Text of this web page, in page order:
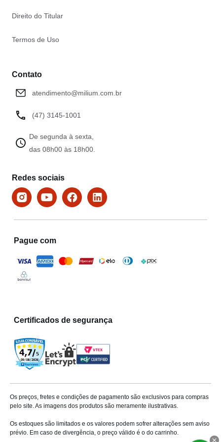
Direito do Titular
Termos de Uso
Contato
atendimento@milium.com.br
(47) 3145-1001
De segunda à sexta,
das 08h00 às 18h00.
Redes sociais
Pague com
Certificados de segurança
Os preços, fretes e condições de pagamento são exclusivos para compras
pelo site. As imagens dos produtos são meramente ilustrativas.
Os estoques são limitados e os valores podem sofrer alterações sem aviso
prévio. Em caso de divergência, o preço válido é o do carrinho.